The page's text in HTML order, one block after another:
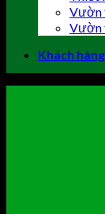
Vườn
Vườn
Khách hàng